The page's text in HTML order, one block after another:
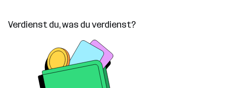
Verdienst du, was du verdienst?